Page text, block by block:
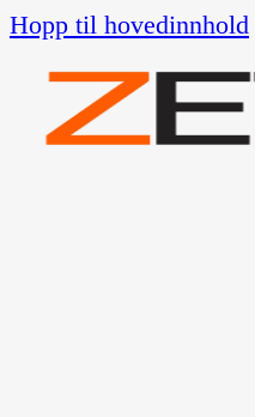
Hopp til hovedinnhold